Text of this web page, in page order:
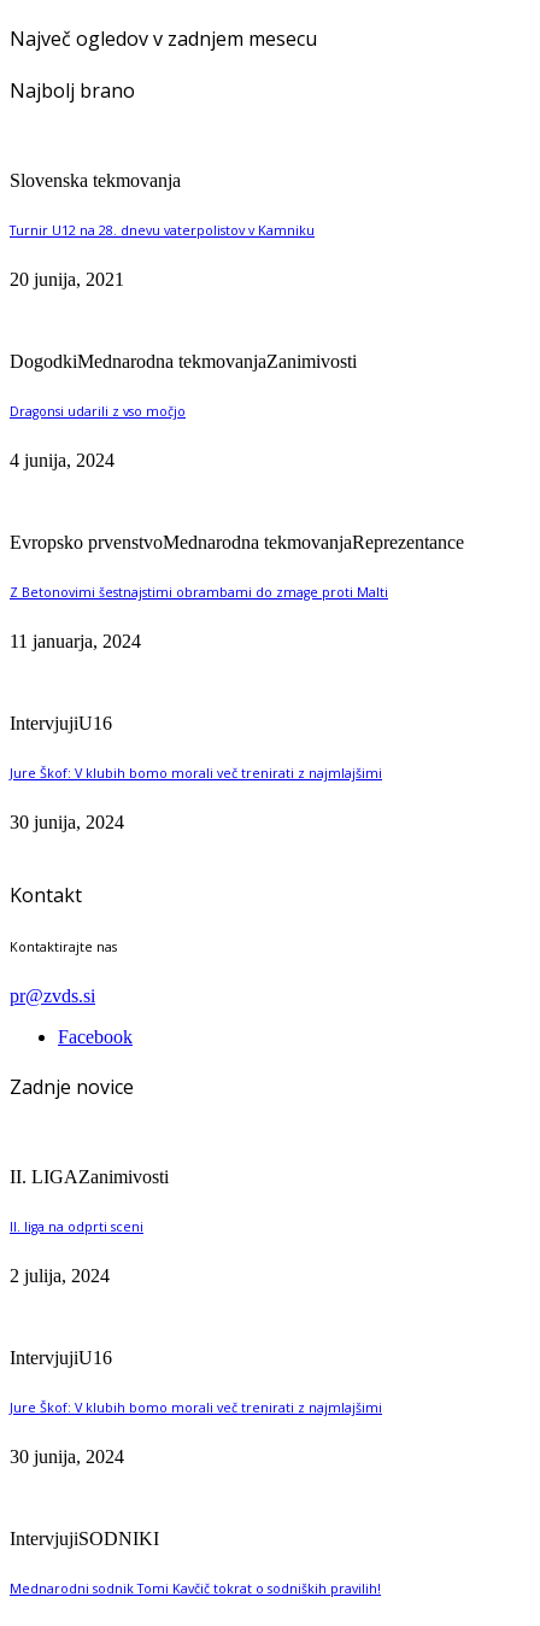
Največ ogledov v zadnjem mesecu
Najbolj brano
Slovenska tekmovanja
Turnir U12 na 28. dnevu vaterpolistov v Kamniku
20 junija, 2021
DogodkiMednarodna tekmovanjaZanimivosti
Dragonsi udarili z vso močjo
4 junija, 2024
Evropsko prvenstvoMednarodna tekmovanjaReprezentance
Z Betonovimi šestnajstimi obrambami do zmage proti Malti
11 januarja, 2024
IntervjujiU16
Jure Škof: V klubih bomo morali več trenirati z najmlajšimi
30 junija, 2024
Kontakt
Kontaktirajte nas
pr@zvds.si
Facebook
Zadnje novice
II. LIGAZanimivosti
II. liga na odprti sceni
2 julija, 2024
IntervjujiU16
Jure Škof: V klubih bomo morali več trenirati z najmlajšimi
30 junija, 2024
IntervjujiSODNIKI
Mednarodni sodnik Tomi Kavčič tokrat o sodniških pravilih!